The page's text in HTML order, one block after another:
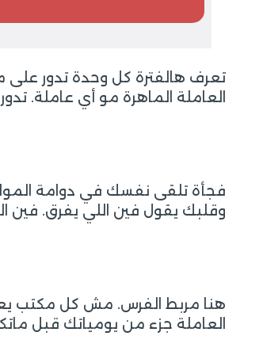
تعرف هالفترة كل وحدة تدور على
العاملة الماهرة مو أي عاملة.
فجأة تلقى نفسك في دوامة
وقلبك يقول فين اللي يفرق. فين
هنا مربط الفرس. مش كل مكتب
العاملة جزء من يومياتك قبل